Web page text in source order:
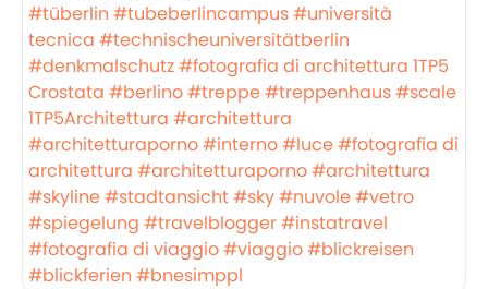
#tüberlin #tubeberlincampus#università
tecnica #technischeuniversitätberlin
#denkmalschutz#fotografia di architettura 1TP5
Crostata #berlino#treppe#treppenhaus#scale
1TP5Architettura #architettura
#architetturaporno#interno#luce#fotografia di
architettura #architetturaporno#architettura
#skyline#stadtansicht#sky#nuvole#vetro
#spiegelung #travelblogger#instatravel
#fotografia di viaggio#viaggio#blickreisen
#blickferien #bnesimppl